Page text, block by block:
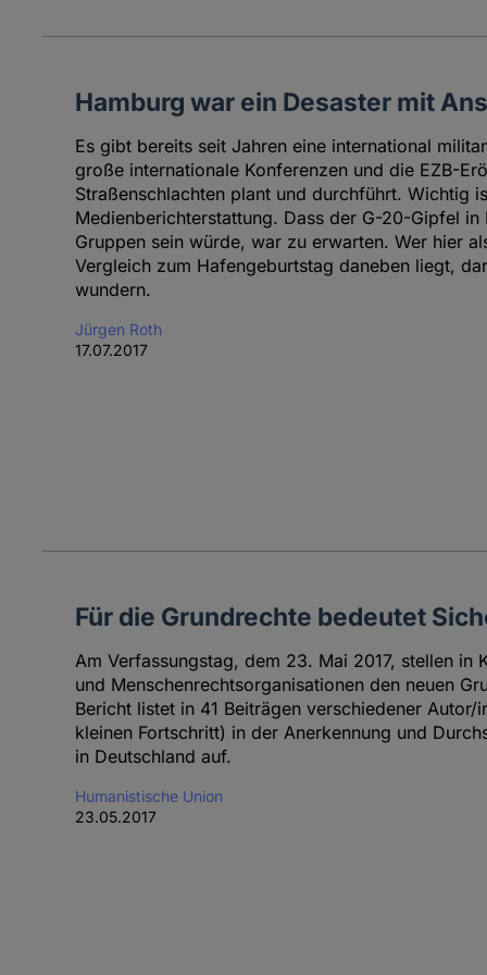
Hamburg war ein Desaster mit
Es gibt bereits seit Jahren eine international
große internationale Konferenzen und die EZB-
Straßenschlachten plant und durchführt. Wichtig
Medienberichterstattung. Dass der G-20-Gipfel
Gruppen sein würde, war zu erwarten. Wer hier
Vergleich zum Hafengeburtstag daneben liegt,
wundern.
Jürgen Roth
17.07.2017
Für die Grundrechte bedeutet
Am Verfassungstag, dem 23. Mai 2017, stellen in
und Menschenrechtsorganisationen den neuen
Bericht listet in 41 Beiträgen verschiedener
kleinen Fortschritt) in der Anerkennung und
in Deutschland auf.
Humanistische Union
23.05.2017